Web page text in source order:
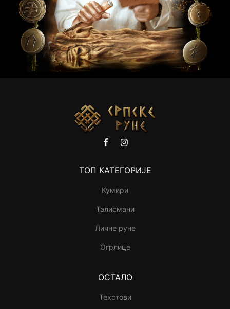
ТОП КАТЕГОРИЈЕ
Кумири
Талисмани
Личне руне
Огрлице
ОСТАЛО
Текстови